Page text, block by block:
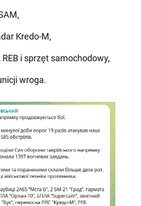
Kredo-M,
i sprzęt samochodowy,
wroga.